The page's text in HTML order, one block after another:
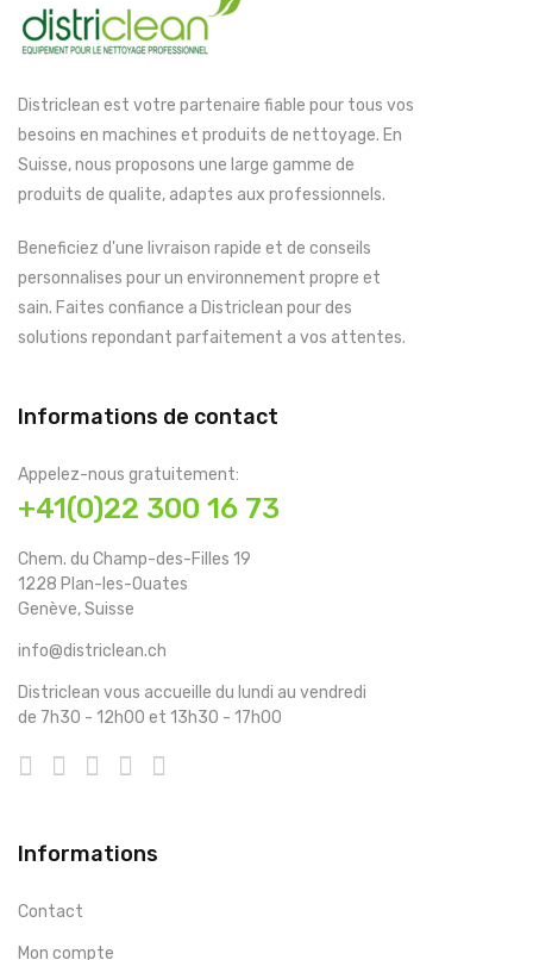
Districlean est votre partenaire fiable pour tous vos
besoins en machines et produits de nettoyage. En
Suisse, nous proposons une large gamme de
produits de qualite, adaptes aux professionnels.
Beneficiez d'une livraison rapide et de conseils
personnalises pour un environnement propre et
sain. Faites confiance a Districlean pour des
solutions repondant parfaitement a vos attentes.
Informations de contact
Appelez-nous gratuitement:
+41(0)22 300 16 73
Chem. du Champ-des-Filles 19
1228 Plan-les-Ouates
Genève, Suisse
info@districlean.ch
Districlean vous accueille du lundi au vendredi
de 7h30 - 12h00 et 13h30 - 17h00
Informations
Contact
Mon compte